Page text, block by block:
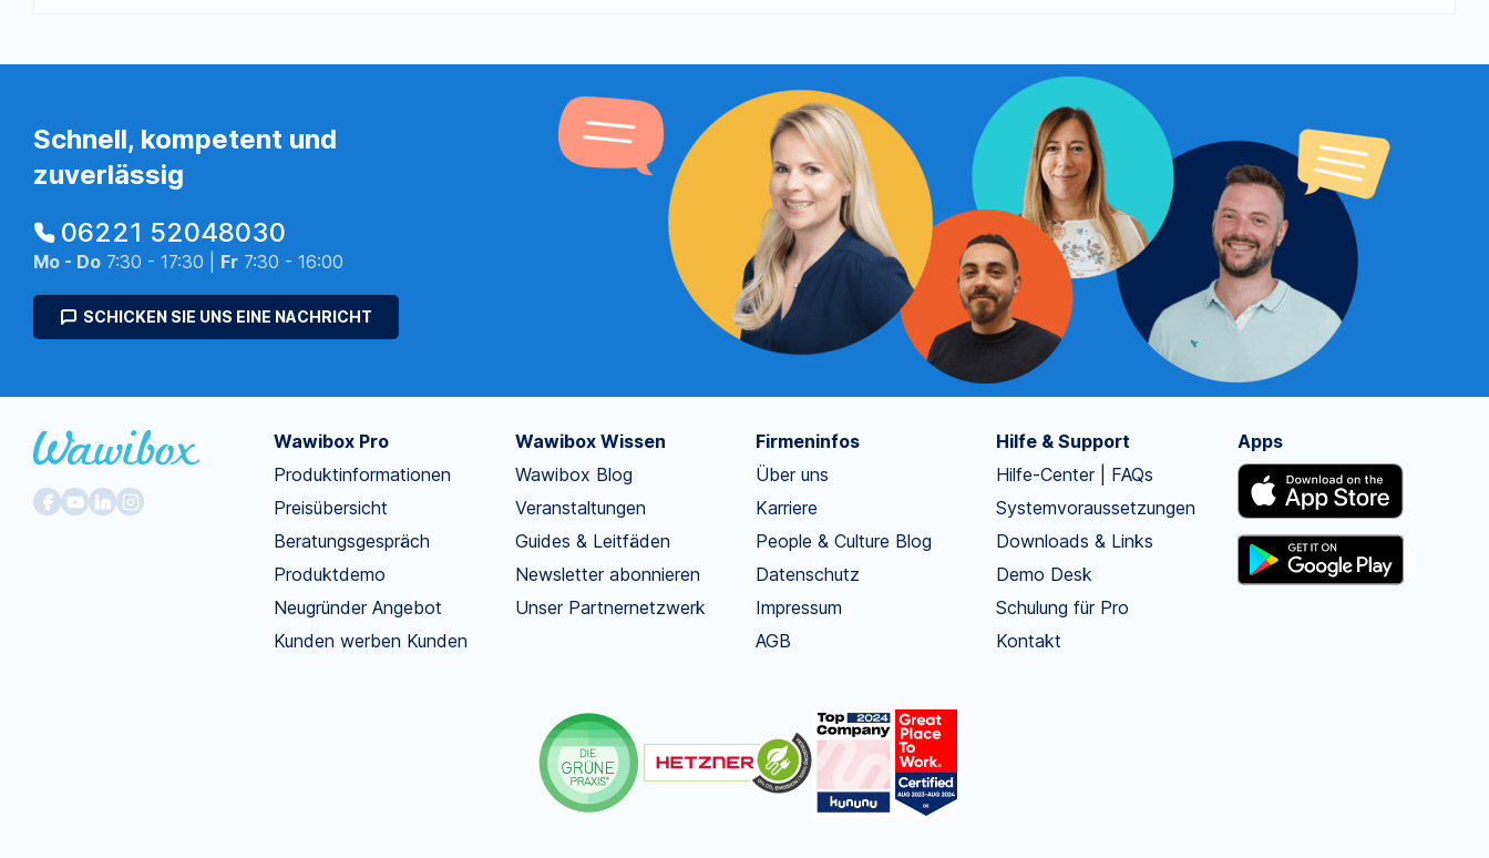
Schnell, kompetent und
zuverlässig
06221 52048030
Mo - Do 7:30 - 17:30 | Fr 7:30 - 16:00
SCHICKEN SIE UNS EINE NACHRICHT
Wawibox Pro
Produktinformationen
Preisübersicht
Beratungsgespräch
Produktdemo
Neugründer Angebot
Kunden werben Kunden
Wawibox Wissen
Wawibox Blog
Veranstaltungen
Guides & Leitfäden
Newsletter abonnieren
Unser Partnernetzwerk
Firmeninfos
Über uns
Karriere
People & Culture Blog
Datenschutz
Impressum
AGB
Hilfe & Support
Hilfe-Center | FAQs
Systemvoraussetzungen
Downloads & Links
Demo Desk
Schulung für Pro
Kontakt
Apps